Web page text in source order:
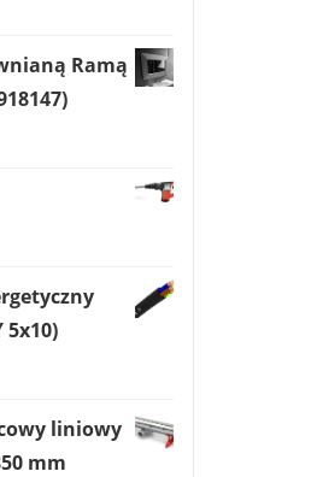
Ramą
5x10)
liniowy
mm